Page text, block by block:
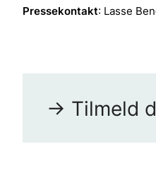
Pressekontakt: Lasse
-> Tilmeld